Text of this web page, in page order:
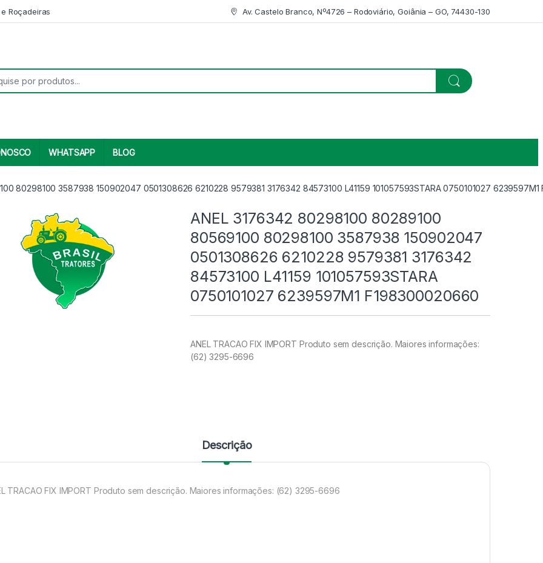
Roçadeiras Av. Castelo Branco, Nº4726 – Rodoviário, Goiânia – GO, 74430-130
WHATSAPP BLOG
80298100 3587938 150902047 0501308626 6210228 9579381 3176342 84573100 L41159 101057593STARA 0750101027
ANEL 3176342 80298100 80289100
80569100 80298100 3587938 150902047
0501308626 6210228 9579381 3176342
84573100 L41159 101057593STARA
0750101027 6239597M1 F198300020660
ANEL TRACAO FIX IMPORT Produto sem descrição. Maiores informações:
(62) 3295-6696
Descrição
TRACAO FIX IMPORT Produto sem descrição. Maiores informações: (62) 3295-6696